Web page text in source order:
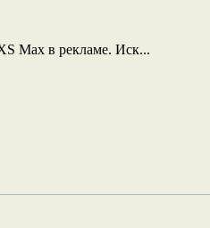
Max в рекламе. Иск...